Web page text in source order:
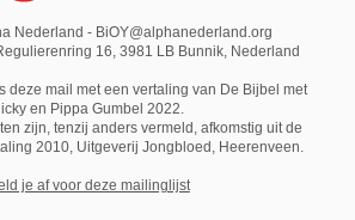
Nederland - BiOY@alphanederland.org
16, 3981 LB Bunnik, Nederland
deze mail met een vertaling van De Bijbel met
en Pippa Gumbel 2022.
zijn, tenzij anders vermeld, afkomstig uit de
2010, Uitgeverij Jongbloed , Heerenveen.
je af voor deze mailinglijst